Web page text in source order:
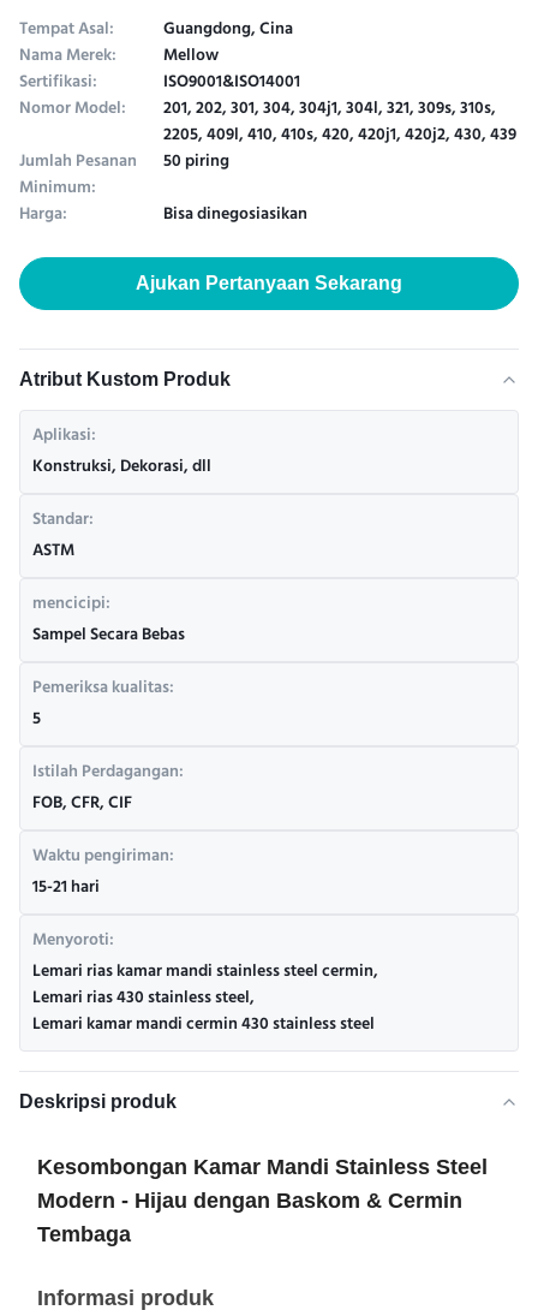
Tempat Asal:
Guangdong, Cina
Nama Merek: Mellow
Sertifikasi: ISO9001&ISO14001
Nomor Model: 201, 202, 301, 304, 304j1, 304l, 321, 309s, 310s,
2205, 409l, 410, 410s, 420, 420j1, 420j2, 430, 439
Jumlah Pesanan
Minimum:
50 piring
Harga:
Bisa dinegosiasikan
Ajukan Pertanyaan Sekarang
Atribut Kustom Produk
Aplikasi:
Konstruksi, Dekorasi, dll
Standar:
ASTM
mencicipi:
Sampel Secara Bebas
Pemeriksa kualitas:
5
Istilah Perdagangan:
FOB, CFR, CIF
Waktu pengiriman:
15-21 hari
Menyoroti:
Lemari rias kamar mandi stainless steel cermin,
Lemari rias 430 stainless steel,
Lemari kamar mandi cermin 430 stainless steel
Deskripsi produk
Kesombongan Kamar Mandi Stainless Steel
Modern - Hijau dengan Baskom & Cermin
Tembaga
Informasi produk